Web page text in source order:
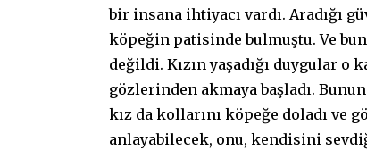
bir insana ihtiyacı vardı. Aradığı
köpeğin patisinde bulmuştu. Ve
değildi. Kızın yaşadığı duygular o
gözlerinden akmaya başladı.
kız da kollarını köpeğe doladı ve
anlayabilecek, onu, kendisini